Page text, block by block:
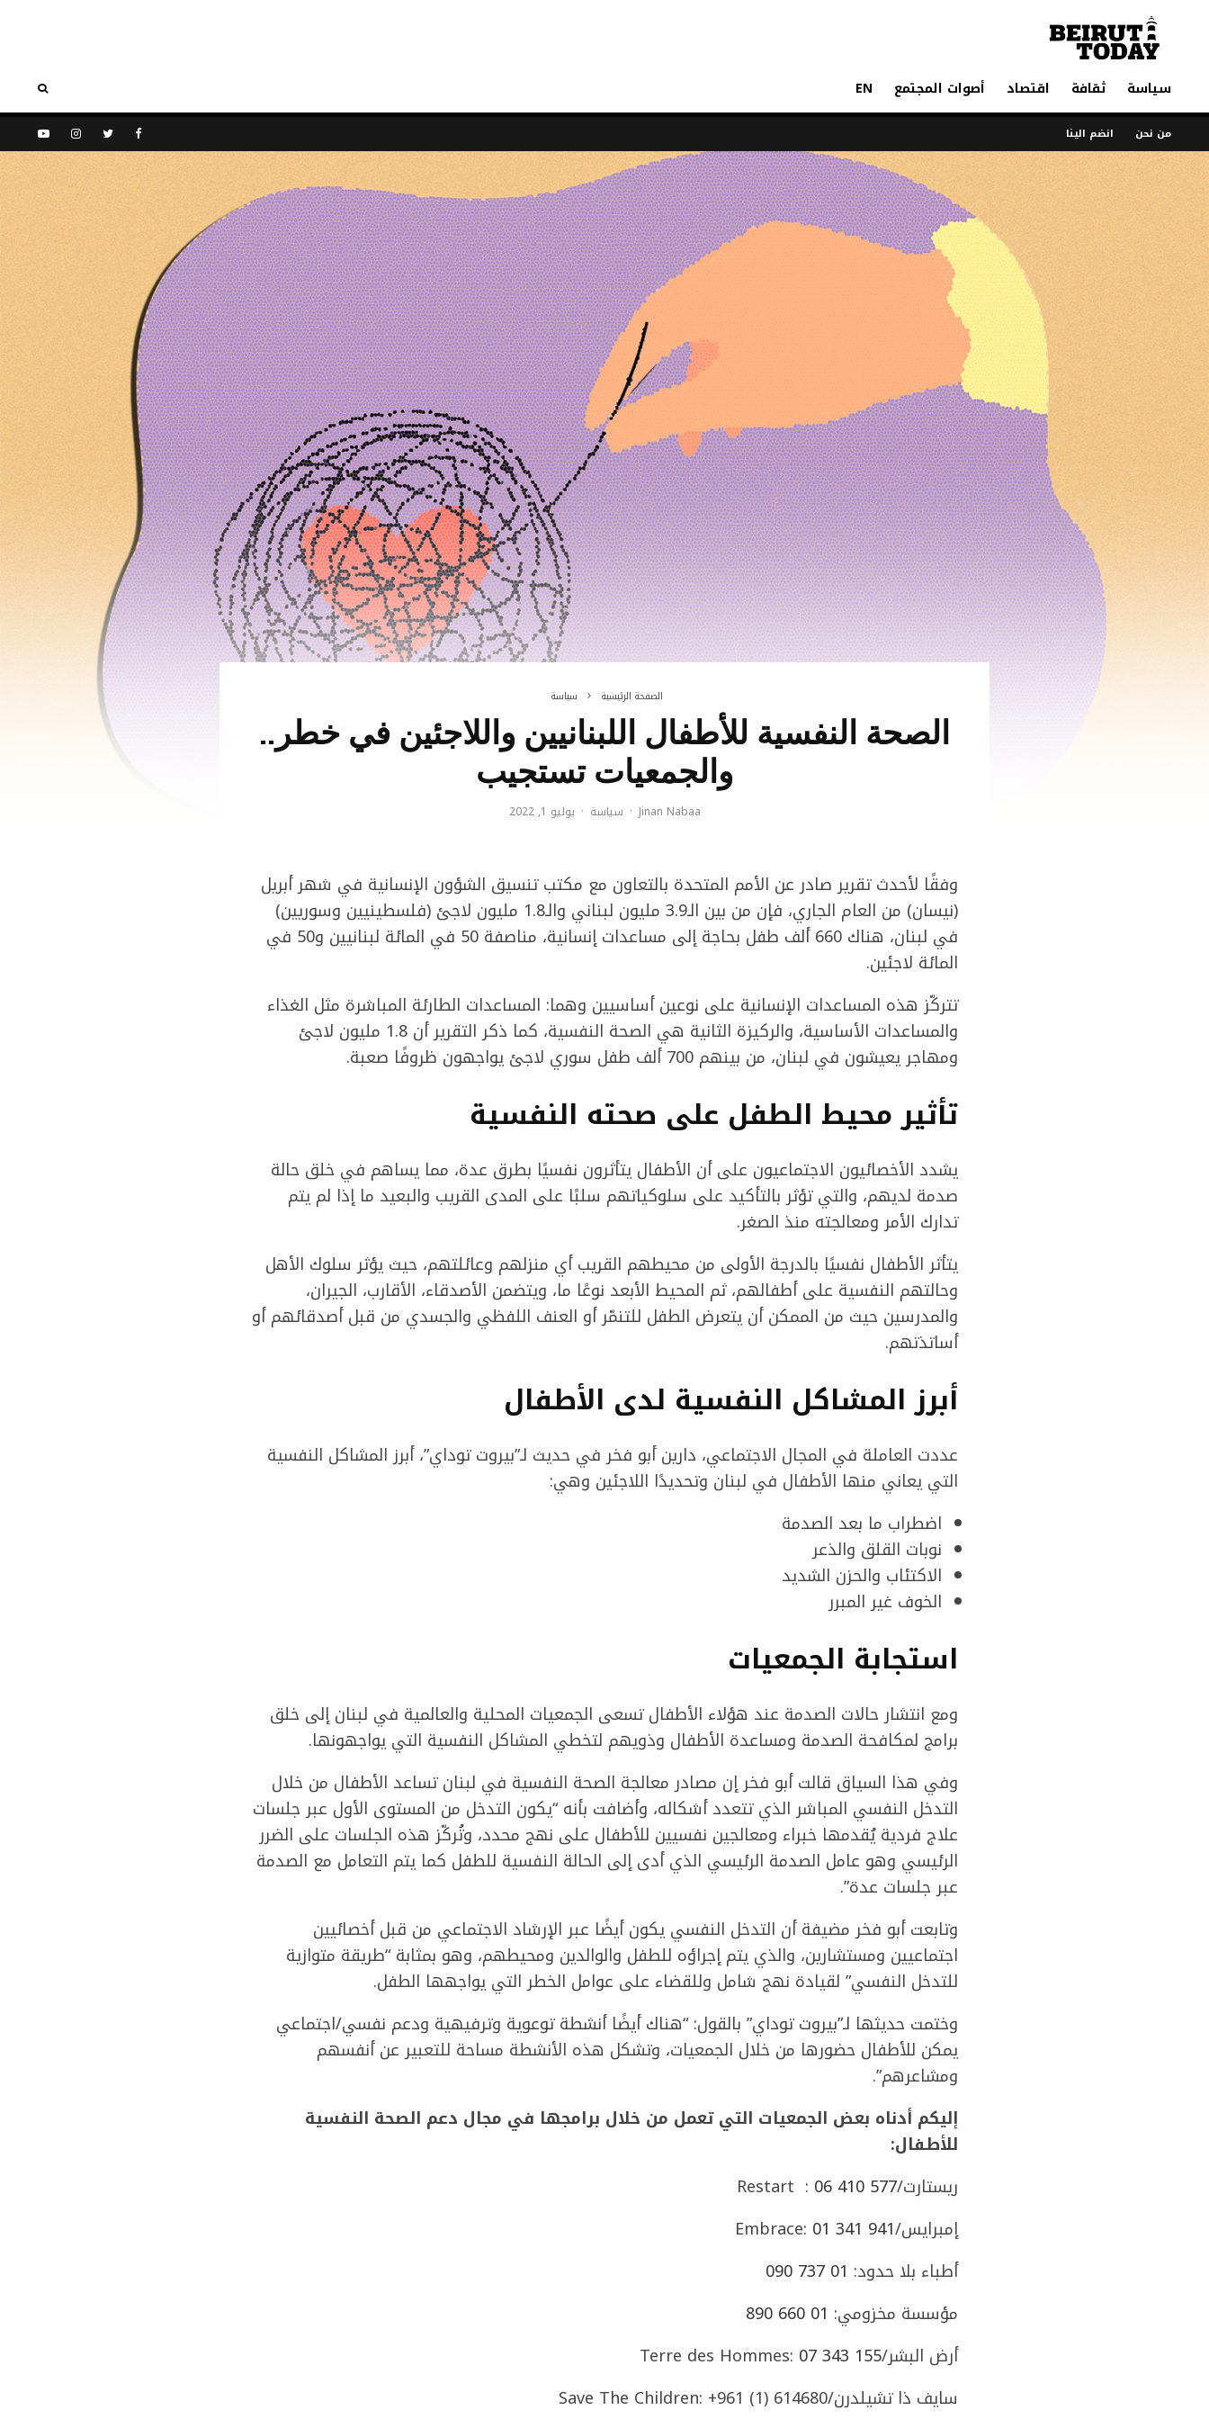
سياسة ثقافة اقتصاد أصوات المجتمع EN
من نحن انضم الينا
الصفحة الرئيسية سياسة
الصحة النفسية للأطفال اللبنانيين واللاجئين في خطر..
والجمعيات تستجيب
Jinan Nabaa
· سياسة · يوليو 1, 2022
وفقًا لأحدث تقرير صادر عن الأمم المتحدة بالتعاون مع مكتب تنسيق الشؤون الإنسانية في شهر أبريل
(نيسان) من العام الجاري، فإن من بين الـ3.9 مليون لبناني والـ1.8 مليون لاجئ (فلسطينيين وسوريين)
في لبنان، هناك 660 ألف طفل بحاجة إلى مساعدات إنسانية، مناصفة 50 في المائة لبنانيين و50 في
المائة لاجئين.
تتركّز هذه المساعدات الإنسانية على نوعين أساسيين وهما: المساعدات الطارئة المباشرة مثل الغذاء
والمساعدات الأساسية، والركيزة الثانية هي الصحة النفسية، كما ذكر التقرير أن 1.8 مليون لاجئ
ومهاجر يعيشون في لبنان، من بينهم 700 ألف طفل سوري لاجئ يواجهون ظروفًا صعبة.
تأثير محيط الطفل على صحته النفسية
يشدد الأخصائيون الاجتماعيون على أن الأطفال يتأثرون نفسيًا بطرق عدة، مما يساهم في خلق حالة
صدمة لديهم، والتي تؤثر بالتأكيد على سلوكياتهم سلبًا على المدى القريب والبعيد ما إذا لم يتم
تدارك الأمر ومعالجته منذ الصغر.
يتأثر الأطفال نفسيًا بالدرجة الأولى من محيطهم القريب أي منزلهم وعائلتهم، حيث يؤثر سلوك الأهل
وحالتهم النفسية على أطفالهم، ثم المحيط الأبعد نوعًا ما، ويتضمن الأصدقاء، الأقارب، الجيران،
والمدرسين حيث من الممكن أن يتعرض الطفل للتنمّر أو العنف اللفظي والجسدي من قبل أصدقائهم أو
أساتذتهم.
أبرز المشاكل النفسية لدى الأطفال
عددت العاملة في المجال الاجتماعي، دارين أبو فخر في حديث لـ”بيروت توداي”، أبرز المشاكل النفسية
التي يعاني منها الأطفال في لبنان وتحديدًا اللاجئين وهي:
اضطراب ما بعد الصدمة
نوبات القلق والذعر
الاكتئاب والحزن الشديد
الخوف غير المبرر
استجابة الجمعيات
ومع انتشار حالات الصدمة عند هؤلاء الأطفال تسعى الجمعيات المحلية والعالمية في لبنان إلى خلق
برامج لمكافحة الصدمة ومساعدة الأطفال وذويهم لتخطي المشاكل النفسية التي يواجهونها.
وفي هذا السياق قالت أبو فخر إن مصادر معالجة الصحة النفسية في لبنان تساعد الأطفال من خلال
التدخل النفسي المباشر الذي تتعدد أشكاله، وأضافت بأنه “يكون التدخل من المستوى الأول عبر جلسات
علاج فردية يُقدمها خبراء ومعالجين نفسيين للأطفال على نهج محدد، وتُركّز هذه الجلسات على الضرر
الرئيسي وهو عامل الصدمة الرئيسي الذي أدى إلى الحالة النفسية للطفل كما يتم التعامل مع الصدمة
عبر جلسات عدة”.
وتابعت أبو فخر مضيفة أن التدخل النفسي يكون أيضًا عبر الإرشاد الاجتماعي من قبل أخصائيين
اجتماعيين ومستشارين، والذي يتم إجراؤه للطفل والوالدين ومحيطهم، وهو بمثابة “طريقة متوازية
للتدخل النفسي” لقيادة نهج شامل وللقضاء على عوامل الخطر التي يواجهها الطفل.
وختمت حديثها لـ”بيروت توداي” بالقول: “هناك أيضًا أنشطة توعوية وترفيهية ودعم نفسي/اجتماعي
يمكن للأطفال حضورها من خلال الجمعيات، وتشكل هذه الأنشطة مساحة للتعبير عن أنفسهم
ومشاعرهم”.
إليكم أدناه بعض الجمعيات التي تعمل من خلال برامجها في مجال دعم الصحة النفسية
للأطفال:
ريستارت/Restart :06 410 577
إمبرايس/Embrace:01 341 941
أطباء بلا حدود: 01 737 090
مؤسسة مخزومي: 01 660 890
أرض البشر/Terre des Hommes:07 343 155
سايف ذا تشيلدرن/Save The Children: +961 (1) 614680